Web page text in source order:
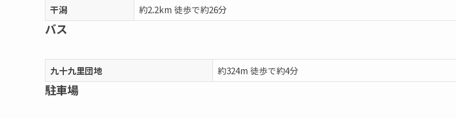
干潟 約2.2km 徒歩で約26分
バス
九十九里団地 約324m 徒歩で約4分
駐車場